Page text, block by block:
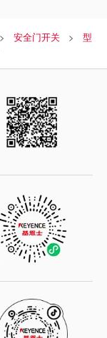
安全门开关
型